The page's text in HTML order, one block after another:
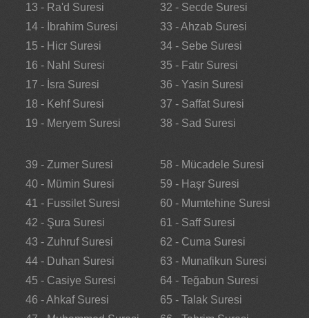
13 - Ra'd Suresi
14 - İbrahim Suresi
15 - Hicr Suresi
16 - Nahl Suresi
17 - İsra Suresi
18 - Kehf Suresi
19 - Meryem Suresi
32 - Secde Suresi
33 - Ahzab Suresi
34 - Sebe Suresi
35 - Fatır Suresi
36 - Yasin Suresi
37 - Saffat Suresi
38 - Sad Suresi
39 - Zumer Suresi
40 - Mümin Suresi
41 - Fussilet Suresi
42 - Şura Suresi
43 - Zuhruf Suresi
44 - Duhan Suresi
45 - Casiye Suresi
46 - Ahkaf Suresi
58 - Mücadele Suresi
59 - Haşr Suresi
60 - Mumtehine Suresi
61 - Saff Suresi
62 - Cuma Suresi
63 - Munafikun Suresi
64 - Teğabun Suresi
65 - Talak Suresi